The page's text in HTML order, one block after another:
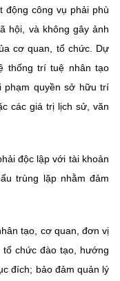
English
động công vụ phải phù
hội, và không gây ảnh
cơ quan, tổ chức. Dự
thống trí tuệ nhân tạo
phạm quyền sở hữu trí
các giá trị lịch sử, văn
độc lập với tài khoản
trùng lặp nhằm đảm
tạo, cơ quan, đơn vị
chức đào tạo, hướng
đích; bảo đảm quản lý